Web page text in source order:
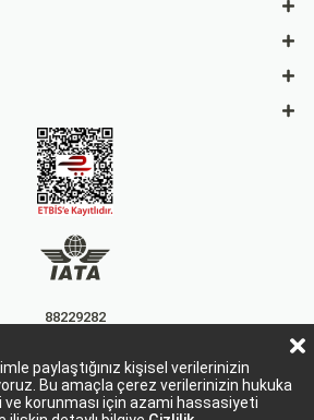
paylaştığınız kişisel verilerinizin
Bu amaçla çerez verilerinizin hukuka
korunması için azami hassasiyeti
88229282
15863